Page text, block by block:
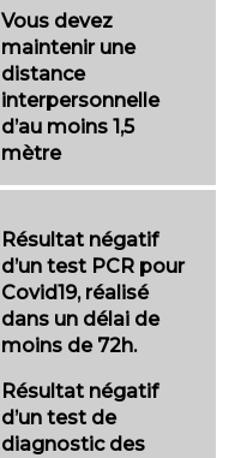
Vous devez
maintenir une
distance
interpersonnelle
d’au moins 1,5
mètre
Résultat négatif
d’un test PCR pour
Covid19, réalisé
dans un délai de
moins de 72h.
Résultat négatif
d’un test de
diagnostic des